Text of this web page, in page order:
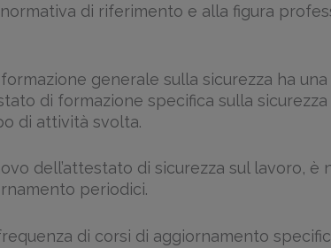
di riferimento e alla figura
generale sulla sicurezza ha
di formazione specifica sulla
di attività svolta.
dell’attestato di sicurezza sul lavoro, è
periodici.
di corsi di aggiornamento